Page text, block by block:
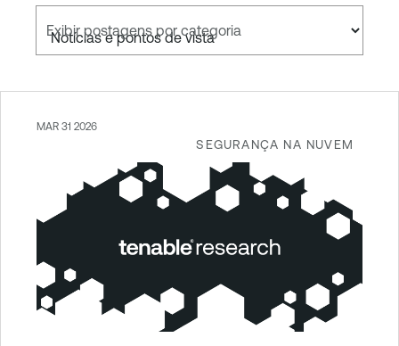
Exibir postagens por categoria
SEGURANÇA NA NUVEM
MAR 31 2026